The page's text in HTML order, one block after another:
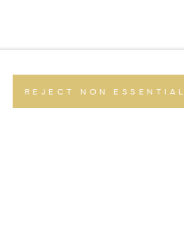
REJECT NON ESSENTIAL